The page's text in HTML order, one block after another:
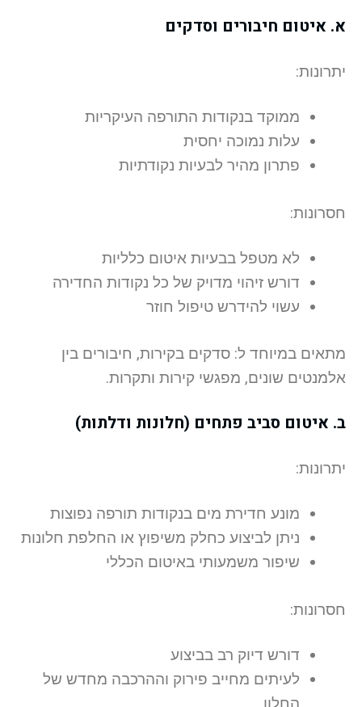
א. איטום חיבורים וסדקים
יתרונות:
ממוקד בנקודות התורפה העיקריות
עלות נמוכה יחסית
פתרון מהיר לבעיות נקודתיות
חסרונות:
לא מטפל בבעיות איטום כלליות
דורש זיהוי מדויק של כל נקודות החדירה
עשוי להידרש טיפול חוזר
מתאים במיוחד ל: סדקים בקירות, חיבורים בין
אלמנטים שונים, מפגשי קירות ותקרות.
ב. איטום סביב פתחים (חלונות ודלתות)
יתרונות:
מונע חדירת מים בנקודות תורפה נפוצות
ניתן לביצוע כחלק משיפוץ או החלפת חלונות
שיפור משמעותי באיטום הכללי
חסרונות:
דורש דיוק רב בביצוע
לעיתים מחייב פירוק וההרכבה מחדש של
החלון